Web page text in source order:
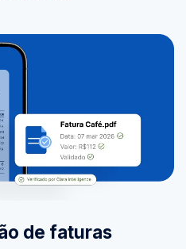
de faturas